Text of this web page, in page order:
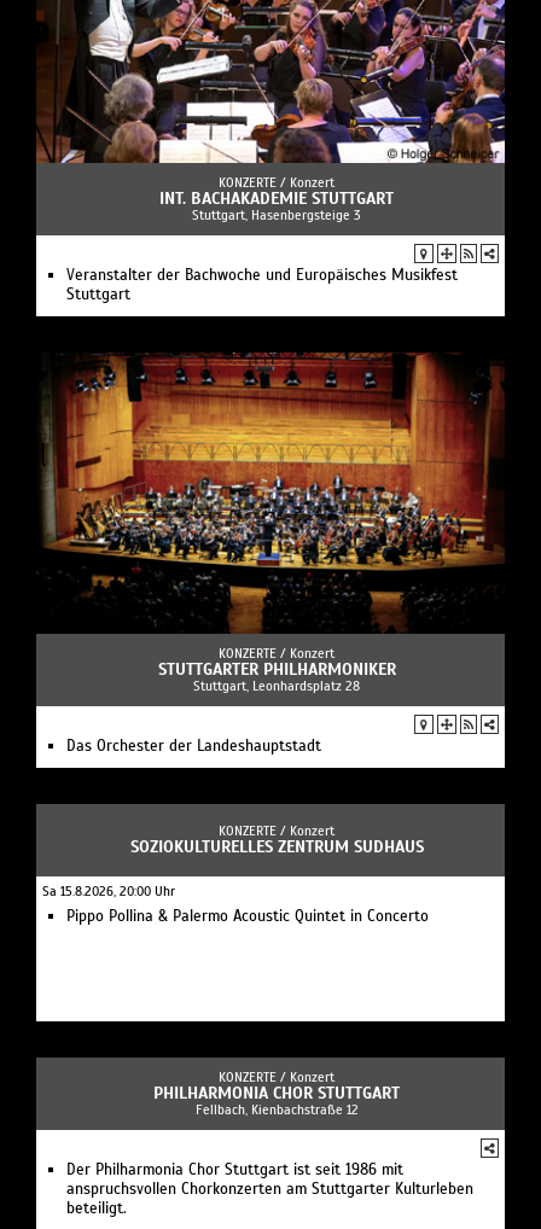
KONZERTE / Konzert
INT. BACHAKADEMIE STUTTGART
Stuttgart, Hasenbergsteige 3
Veranstalter der Bachwoche und Europäisches Musikfest
Stuttgart
KONZERTE / Konzert
STUTTGARTER PHILHARMONIKER
Stuttgart, Leonhardsplatz 28
Das Orchester der Landeshauptstadt
KONZERTE / Konzert
SOZIOKULTURELLES ZENTRUM SUDHAUS
Sa 15.8.2026, 20:00 Uhr
Pippo Pollina & Palermo Acoustic Quintet in Concerto
KONZERTE / Konzert
PHILHARMONIA CHOR STUTTGART
Fellbach, Kienbachstraße 12
Der Philharmonia Chor Stuttgart ist seit 1986 mit
anspruchsvollen Chorkonzerten am Stuttgarter Kulturleben
beteiligt.